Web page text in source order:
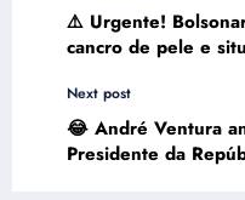
⚠️ Urgente!
cancro de pele e
Next post
😂 André Ventura
Presidente da